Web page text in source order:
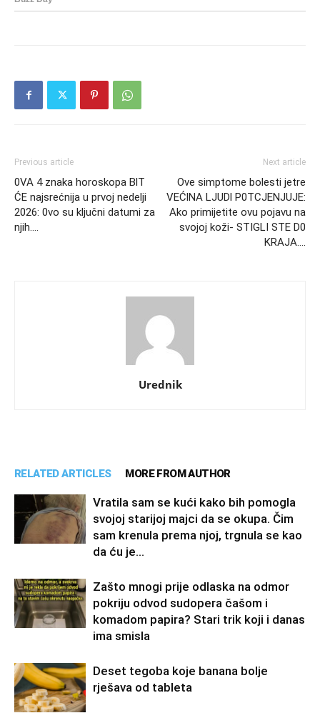
Previous article
0VA 4 znaka horoskopa BlT
ĆE najsrećnija u prvoj nedelji
2026: 0vo su ključni datumi za
njih….
Next article
Ove simptome bolesti jetre
VEĆlNA LJUDl P0TCJENJUJE:
Ako primijetite ovu pojavu na
svojoj koži- STIGLI STE D0
KRAJA….
Urednik
RELATED ARTICLES MORE FROM AUTHOR
Vratila sam se kući kako bih pomogla
svojoj starijoj majci da se okupa. Čim
sam krenula prema njoj, trgnula se kao
da ću je...
Zašto mnogi prije odlaska na odmor
pokriju odvod sudopera čašom i
komadom papira? Stari trik koji i danas
ima smisla
Deset tegoba koje banana bolje
rješava od tableta